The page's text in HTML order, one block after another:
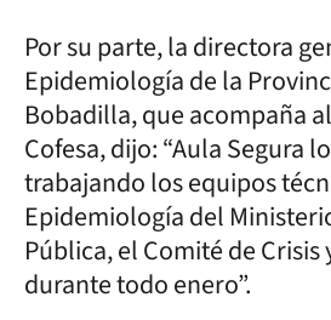
Por su parte, la directora
Epidemiología de la
Bobadilla, que acompaña
Cofesa, dijo: “Aula Segura
trabajando los equipos
Epidemiología del
Pública, el Comité de Crisis
durante todo enero”.